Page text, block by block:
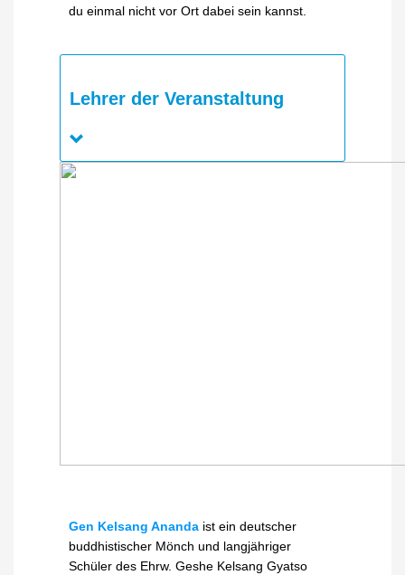
du einmal nicht vor Ort dabei sein kannst.
Lehrer der Veranstaltung
Gen Kelsang Ananda ist ein deutscher
buddhistischer Mönch und langjähriger
Schüler des Ehrw. Geshe Kelsang Gyatso